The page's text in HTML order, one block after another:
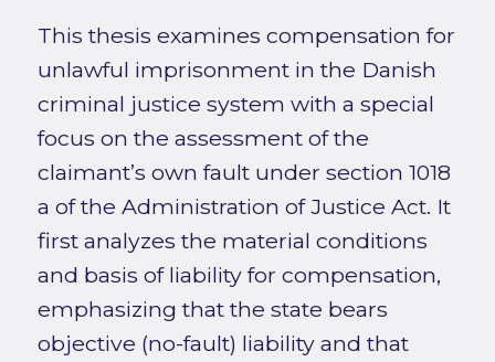
This thesis examines compensation for
unlawful imprisonment in the Danish
criminal justice system with a special
focus on the assessment of the
claimant’s own fault under section 1018
a of the Administration of Justice Act. It
first analyzes the material conditions
and basis of liability for compensation,
emphasizing that the state bears
objective (no-fault) liability and that